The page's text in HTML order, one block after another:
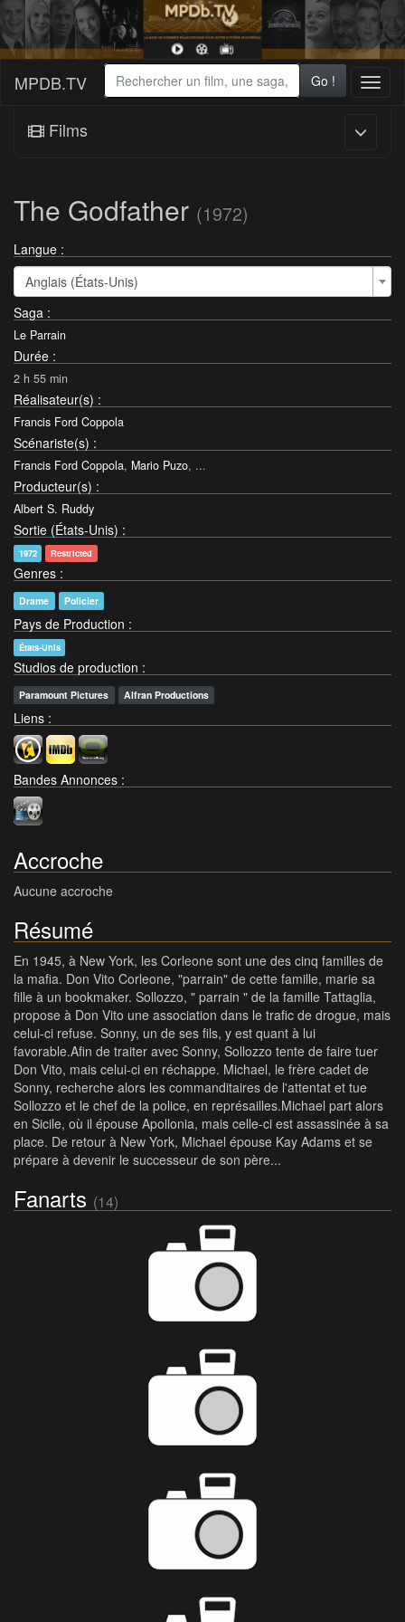
MPDB.TV Go !
Films
The Godfather (1972)
Langue :
Anglais (États-Unis)
Saga :
Le Parrain
Durée :
2 h 55 min
Réalisateur(s) :
Francis Ford Coppola
Scénariste(s) :
Francis Ford Coppola, Mario Puzo, ...
Producteur(s) :
Albert S. Ruddy
Sortie (États-Unis) :
1972 Restricted
Genres :
Drame Policier
Pays de Production :
États-Unis
Studios de production :
Paramount Pictures Alfran Productions
Liens :
Bandes Annonces :
Accroche
Aucune accroche
Résumé
En 1945, à New York, les Corleone sont une des cinq familles de
la mafia. Don Vito Corleone, "parrain" de cette famille, marie sa
fille à un bookmaker. Sollozzo, " parrain " de la famille Tattaglia,
propose à Don Vito une association dans le trafic de drogue, mais
celui-ci refuse. Sonny, un de ses fils, y est quant à lui
favorable.Afin de traiter avec Sonny, Sollozzo tente de faire tuer
Don Vito, mais celui-ci en réchappe. Michael, le frère cadet de
Sonny, recherche alors les commanditaires de l'attentat et tue
Sollozzo et le chef de la police, en représailles.Michael part alors
en Sicile, où il épouse Apollonia, mais celle-ci est assassinée à sa
place. De retour à New York, Michael épouse Kay Adams et se
prépare à devenir le successeur de son père...
Fanarts (14)